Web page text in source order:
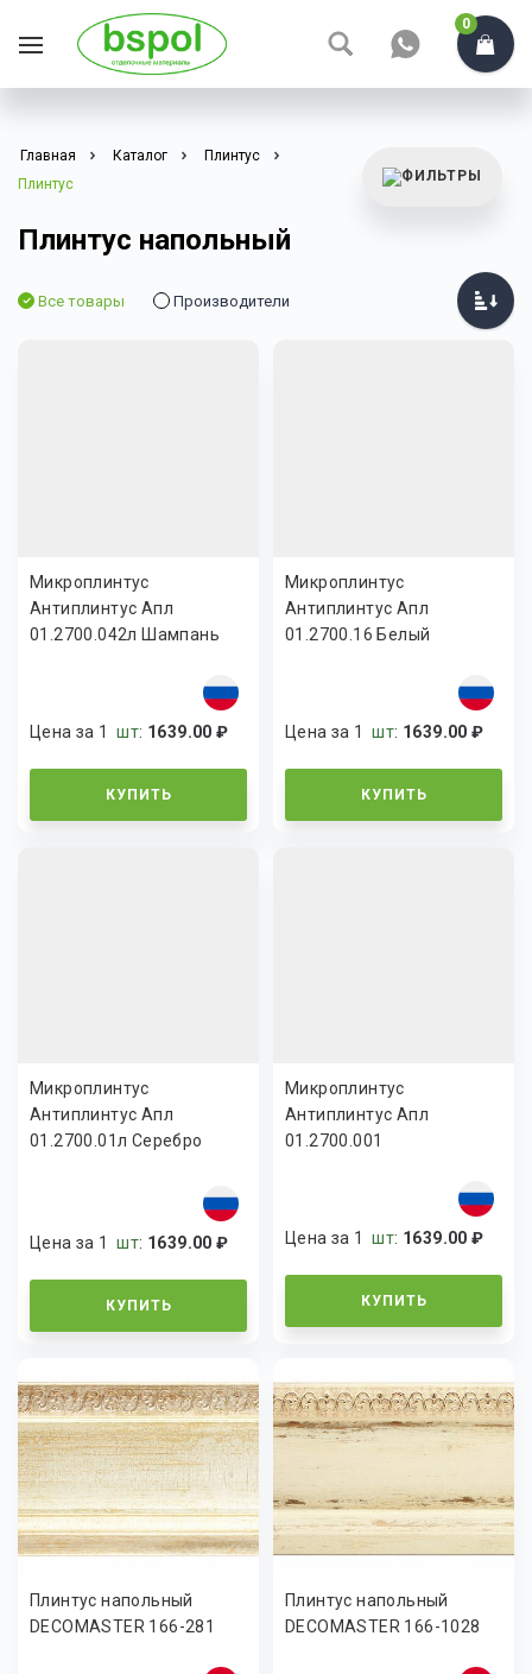
0
Главная Каталог
Плинтус
Плинтус
Плинтус напольный
Все товары Производители
Микроплинтус
Антиплинтус Апл
01.2700.042л Шампань
Цена за 1шт: 1639.00 ₽
КУПИТЬ
Микроплинтус
Антиплинтус Апл
01.2700.16 Белый
Цена за 1шт: 1639.00 ₽
КУПИТЬ
Микроплинтус
Антиплинтус Апл
01.2700.01л Серебро
Цена за 1шт: 1639.00 ₽
КУПИТЬ
Микроплинтус
Антиплинтус Апл
01.2700.001
Цена за 1шт: 1639.00 ₽
КУПИТЬ
Плинтус напольный
DECOMASTER 166-281
Плинтус напольный
DECOMASTER 166-1028